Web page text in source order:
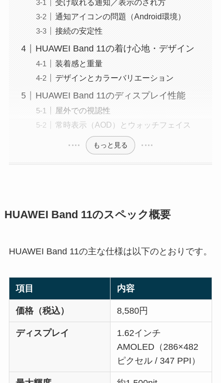
受け取れる通知／表示のされ方
通知アイコンの問題（Android環境）
接続の安定性
HUAWEI Band 11の着け心地・デザイン
装着感と重量
デザインとカラーバリエーション
HUAWEI Band 11のディスプレイ性能
屋外での視認性
常時表示（AOD）とウォッチフェイス
もっと見る
HUAWEI Band 11のスペック概要
HUAWEI Band 11の主な仕様は以下のとおりです。
項目 内容
価格（税込） 8,580円
ディスプレイ
1.62インチ
AMOLED（286×482
ピクセル / 347 PPI）